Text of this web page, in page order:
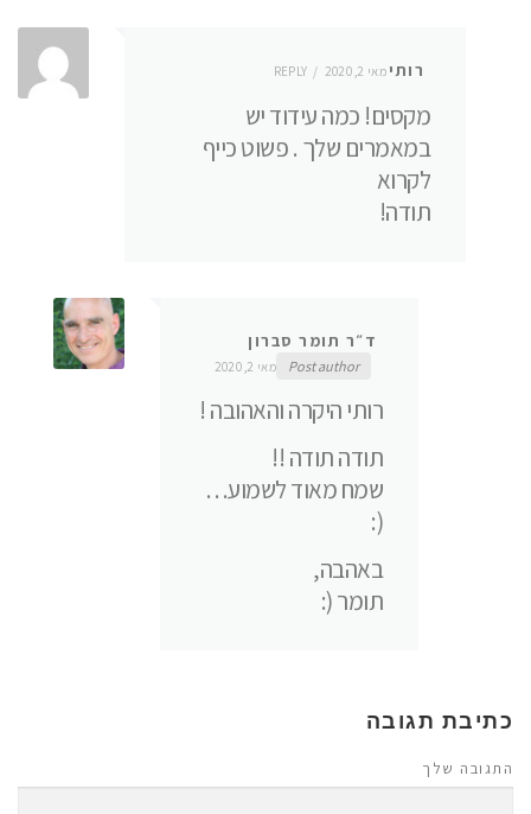
רותי מאי 2, 2020 REPLY
מקסים! כמה עידוד יש
במאמרים שלך . פשוט כייף
לקרוא
תודה!
ד״ר תומר סברון
Post author מאי 2, 2020
רותי היקרה והאהובה !
תודה תודה !!
שמח מאוד לשמוע…
(:
באהבה,
תומר (:
כתיבת תגובה
התגובה שלך